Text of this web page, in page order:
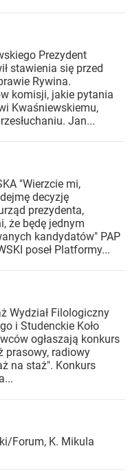
Prezydent
stawienia się przed
Rywina.
komisji, jakie pytania
Kwaśniewskiemu,
Jan...
"Wierzcie mi,
decyzję
prezydenta,
że będę jednym
kandydatów" PAP
poseł Platformy...
Wydział Filologiczny
i Studenckie Koło
ogłaszają konkurs
prasowy, radiowy
na staż". Konkurs
Forum, K. Mikula